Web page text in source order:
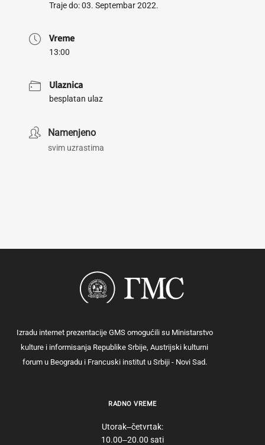
Traje do: 03. Septembar 2022.
Vreme
13:00
Ulaznica
besplatan ulaz
Namenjeno
svim uzrastima
Izradu internet prezentacije GMS omogućili su Ministarstvo
kulture i informisanja Republike Srbije, Austrijski kulturni
forum u Beogradu i Francuski institut u Srbiji - Novi Sad.
RADNO VREME
Utorak‒četvrtak:
10.00‒20.00 sati